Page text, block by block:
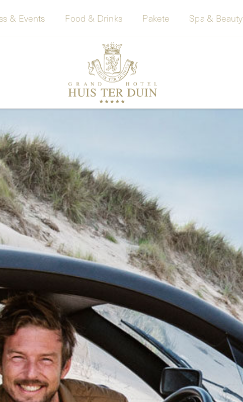
& Events Food & Drinks Pakete Spa & Beauty